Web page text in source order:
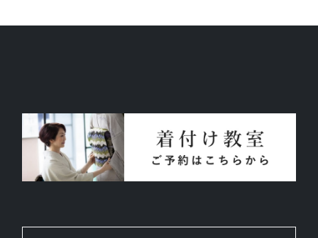
よくあるご質問